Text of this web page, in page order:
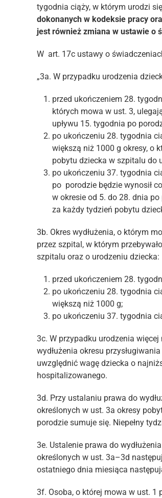
tygodnia ciąży, w którym urodzi
dokonanych w kodeksie pracy
jest również zmiana w ustawie o
W art. 17c ustawy o
„3a. W przypadku urodzenia
przed ukończeniem 28.
których mowa w ust. 3,
upływu 15. tygodnia po
po ukończeniu 28. tygodnia
większą niż 1000 g okresy, o
pobytu dziecka w szpitalu do
po ukończeniu 37. tygodnia
po porodzie będzie wynosił
w okresie od 5. do 28. dnia
za każdy tydzień pobytu
3b. Okres wydłużenia, o którym
przez szpital, w którym
szpitalu oraz o urodzeniu dziecka:
przed ukończeniem 28.
po ukończeniu 28. tygodnia
większą niż 1000 g;
po ukończeniu 37. tygodnia
3c. W przypadku urodzenia
wydłużenia okresu
uwzględnić wagę dziecka o
hospitalizowanego.
3d. Przy ustalaniu prawa do
określonych w ust. 3a okresy
porodzie sumuje się. Niepełny
3e. Ustalenie prawa do
określonych w ust. 3a–3d
ostatniego dnia miesiąca
3f. Osoba, o której mowa w ust. 1